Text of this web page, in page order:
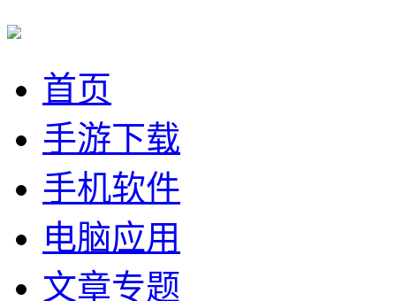
首页
手游下载
手机软件
电脑应用
文章专题